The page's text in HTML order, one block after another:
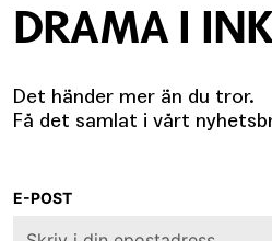
DRAMA I
Det händer mer än du tror.
Få det samlat i vårt
E-POST